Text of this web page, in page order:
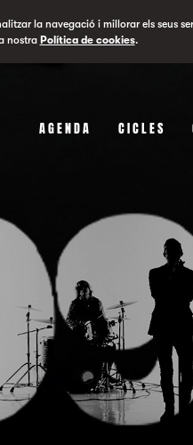
la navegació i millorar els seus
nostra Política de cookies.
AGENDA CICLES